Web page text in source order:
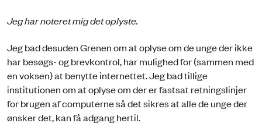
Jeg har noteret mig det oplyste.
Jeg bad desuden Grenen om at oplyse om de unge der ikke
har besøgs- og brevkontrol, har mulighed for (sammen med
en voksen) at benytte internettet. Jeg bad tillige
institutionen om at oplyse om der er fastsat retningslinjer
for brugen af computerne så det sikres at alle de unge der
ønsker det, kan få adgang hertil.